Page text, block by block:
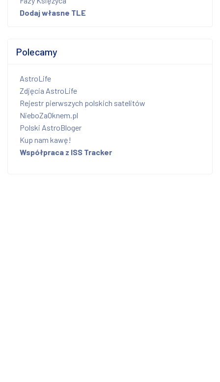
Dodaj własne TLE
Polecamy
AstroLife
Zdjęcia AstroLife
Rejestr pierwszych polskich satelitów
NieboZaOknem.pl
Polski AstroBloger
Kup nam kawę!
Współpraca z ISS Tracker